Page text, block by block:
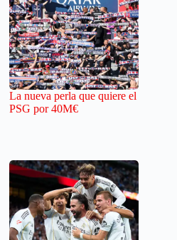
La nueva perla que quiere el
PSG por 40M€